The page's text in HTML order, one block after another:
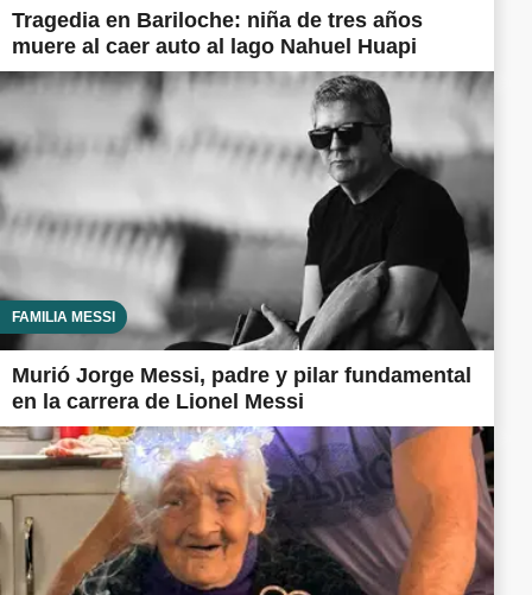
Tragedia en Bariloche: niña de tres años
muere al caer auto al lago Nahuel Huapi
FAMILIA MESSI
Murió Jorge Messi, padre y pilar fundamental
en la carrera de Lionel Messi